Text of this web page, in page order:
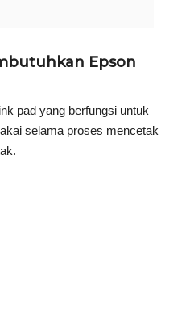
Epson
pad yang berfungsi untuk
selama proses mencetak